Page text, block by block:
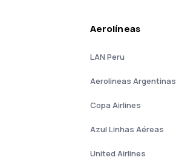
Aerolíneas
LAN Peru
Aerolineas Argentinas
Copa Airlines
Azul Linhas Aéreas
United Airlines